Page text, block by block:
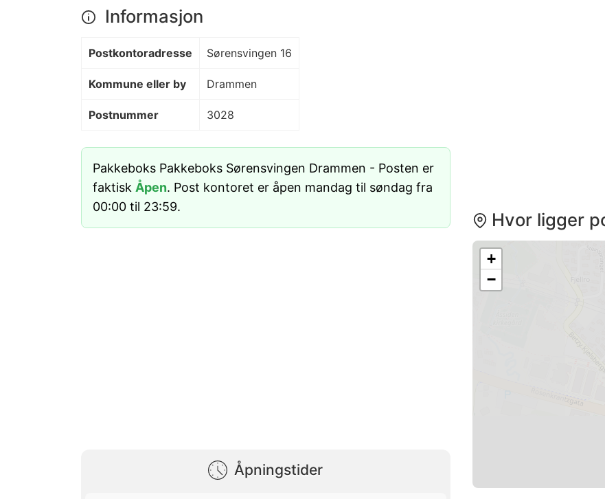
Informasjon
Postkontoradresse Sørensvingen 16
Kommune eller by Drammen
Postnummer 3028
Pakkeboks Pakkeboks Sørensvingen Drammen - Posten er
faktisk Åpen. Post kontoret er åpen mandag til søndag fra
00:00 til 23:59.
Åpningstider
Hvor ligger
+
−